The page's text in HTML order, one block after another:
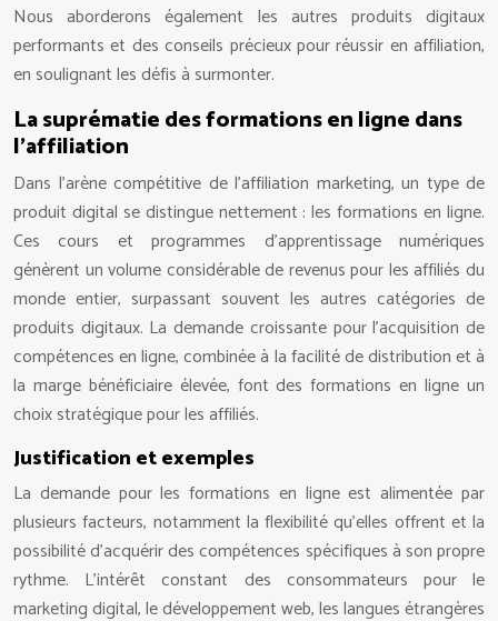
Nous aborderons également les autres produits digitaux
performants et des conseils précieux pour réussir en affiliation,
en soulignant les défis à surmonter.
La suprématie des formations en ligne dans
l’affiliation
Dans l’arène compétitive de l’affiliation marketing, un type de
produit digital se distingue nettement : les formations en ligne.
Ces cours et programmes d’apprentissage numériques
génèrent un volume considérable de revenus pour les affiliés du
monde entier, surpassant souvent les autres catégories de
produits digitaux. La demande croissante pour l’acquisition de
compétences en ligne, combinée à la facilité de distribution et à
la marge bénéficiaire élevée, font des formations en ligne un
choix stratégique pour les affiliés.
Justification et exemples
La demande pour les formations en ligne est alimentée par
plusieurs facteurs, notamment la flexibilité qu’elles offrent et la
possibilité d’acquérir des compétences spécifiques à son propre
rythme. L’intérêt constant des consommateurs pour le
marketing digital, le développement web, les langues étrangères